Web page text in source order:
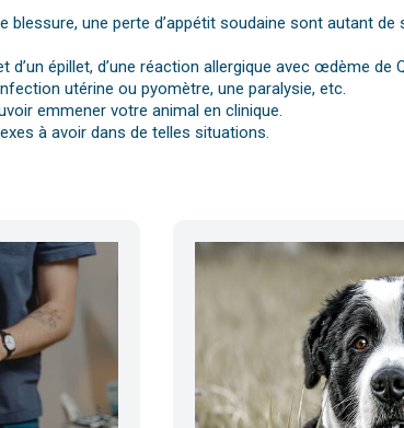
une perte d’appétit soudaine sont autant de
épillet, d’une réaction allergique avec œdème de
utérine ou pyomètre, une paralysie, etc.
emmener votre animal en clinique.
à avoir dans de telles situations.